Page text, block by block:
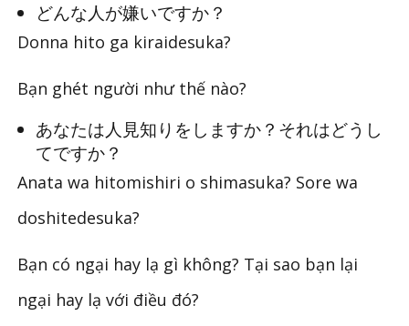
どんな人が嫌いですか？
Donna hito ga kiraidesuka?
Bạn ghét người như thế nào?
あなたは人見知りをしますか？それはどうし
てですか？
Anata wa hitomishiri o shimasuka? Sore wa
doshitedesuka?
Bạn có ngại hay lạ gì không? Tại sao bạn lại
ngại hay lạ với điều đó?